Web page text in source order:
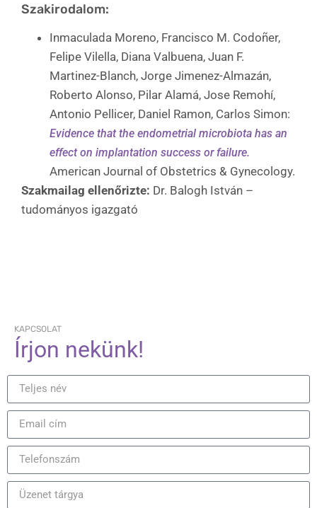
Szakirodalom:
Inmaculada Moreno, Francisco M. Codoñer,
Felipe Vilella, Diana Valbuena, Juan F.
Martinez-Blanch, Jorge Jimenez-Almazán,
Roberto Alonso, Pilar Alamá, Jose Remohí,
Antonio Pellicer, Daniel Ramon, Carlos Simon:
Evidence that the endometrial microbiota has an
effect on implantation success or failure.
American Journal of Obstetrics & Gynecology.
Szakmailag ellenőrizte: Dr. Balogh István –
tudományos igazgató
KAPCSOLAT
Írjon nekünk!